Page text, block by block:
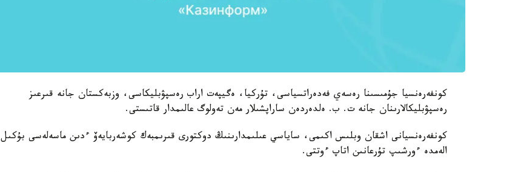
كونفەرەنسيا جۇمىسىنا رەسەي فەدەراتسياسى، تۇركيا، ەگيپەت اراب رەسپۋبليكاسى، وزبەكستان جانە قىرعىز
رەسپۋبليكالارىنان جانە ت. ب. ەلدەردەن ساراپشىلار مەن تەولوگ عالىمدار قاتىستى.
كونفەرەنسيانى اشقان وبلىس اكىمى، ساياسي عىلىمدارىنىڭ دوكتورى قىرىمبەك كوشەربايەۆ ءدىن ماسەلەسى بۇكىل
الەمدە ءورشىپ تۇرعانىن اتاپ ءوتتى.